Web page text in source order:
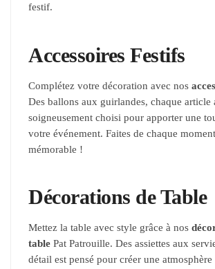
festif.
Accessoires Festifs
Complétez votre décoration avec nos
Des ballons aux guirlandes, chaque article
soigneusement choisi pour apporter une
votre événement. Faites de chaque
mémorable !
Décorations de Table
Mettez la table avec style grâce à nos
table Pat Patrouille. Des assiettes aux
détail est pensé pour créer une